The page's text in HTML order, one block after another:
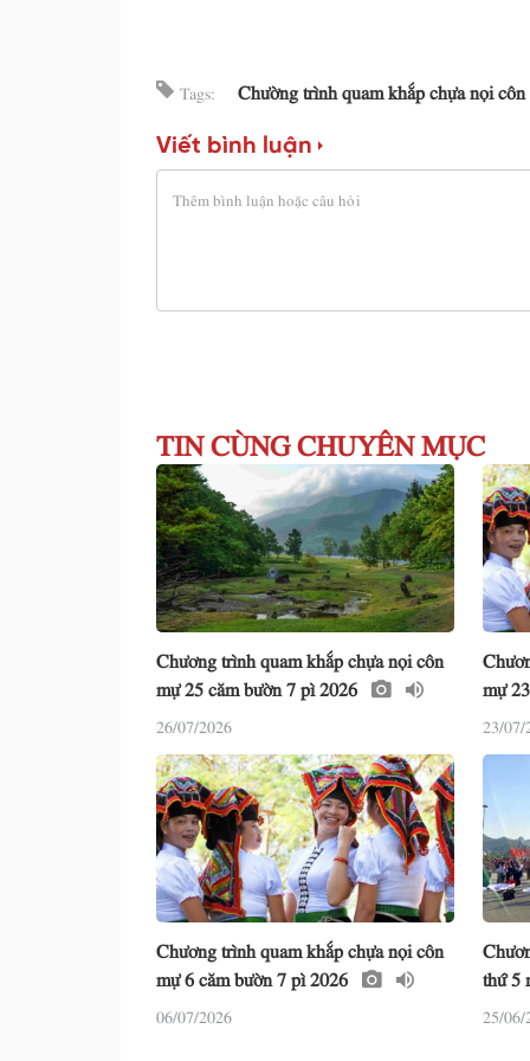
Tags: Chường trình quam khắp chựa nọi
Viết bình luận
TIN CÙNG CHUYÊN MỤC
Chương trình quam khắp chựa nọi côn
mự 25 căm bườn 7 pì 2026
26/07/2026
mự
23/
Chương trình quam khắp chựa nọi côn
mự 6 căm bườn 7 pì 2026
06/07/2026
thứ 5
25/